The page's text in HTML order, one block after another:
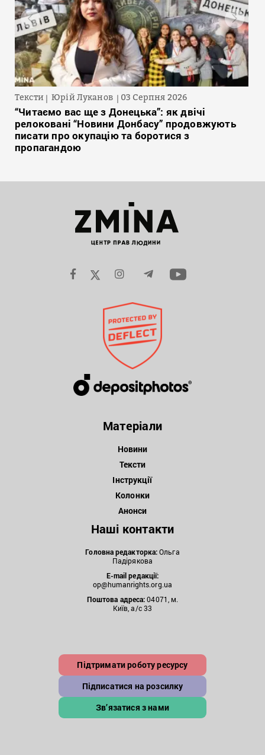
Тексти Юрій Луканов 03 Серпня 2026
“Читаємо вас ще з Донецька”: як двічі
релоковані “Новини Донбасу” продовжують
писати про окупацію та боротися з
пропагандою
Матеріали
Новини
Тексти
Інструкції
Колонки
Анонси
Наші контакти
Головна редакторка:Ольга
Падірякова
E-mail редакції:
op@humanrights.org.ua
Поштова адреса:04071, м.
Київ, а/с 33
Підтримати роботу ресурсу
Підписатися на розсилку
Зв’язатися з нами